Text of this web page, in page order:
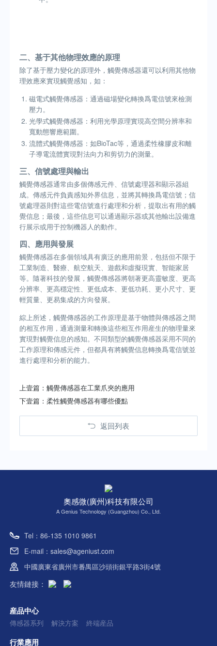
二、基于其他物理效應的原理
除了基于壓力變化的原理外，觸覺傳感器還可以利用其他物
理效應來實現觸覺感知，如：
磁電式觸覺傳感器：通過磁場變化轉換爲電信號來檢測
壓力。
光學式觸覺傳感器：利用光學原理實現高空間分辨率和
寬動態響應範圍。
流體式觸覺傳感器：如BioTac等，通過柔性橡膠皮和離
子導電流體實現對法向力和剪切力的測量。
三、信號處理與輸出
觸覺傳感器通常由多個傳感元件、信號處理器和顯示器組
成。傳感元件負責感知外界信息，並將其轉換爲電信號；信
號處理器則對這些電信號進行處理和分析，提取出有用的觸
覺信息；最後，這些信息可以通過顯示器或其他輸出設備進
行展示或用于控制機器人的動作。
四、應用與發展
觸覺傳感器在多個領域具有廣泛的應用前景，包括但不限于
工業制造、醫療、航空航天、遊戲和虛擬現實、智能家居
等。隨著科技的發展，觸覺傳感器將朝著更高靈敏度、更高
分辨率、更高穩定性、更低成本、更低功耗、更小尺寸、更
輕質量、更易集成的方向發展。
綜上所述，觸覺傳感器的工作原理是基于物體與傳感器之間
的相互作用，通過測量和轉換這些相互作用産生的物理量來
實現對觸覺信息的感知。不同類型的觸覺傳感器采用不同的
工作原理和傳感元件，但都具有將觸覺信息轉換爲電信號並
進行處理和分析的能力。
上壹篇： 觸覺傳感器在工業爪夾的應用
下壹篇： 柔性觸覺傳感器有哪些優點
返回列表
奧感微(廣州)科技有限公司
A Genius Technology (Guangzhou) Co., Ltd.
Tel：86-135 1010 9861
E-mail：sales@ageniust.com
中國廣東省廣州市番禺區沙頭街銀平路3街4號
友情鏈接：
産品中心
傳感器系列 解決方案 終端産品
行業應用